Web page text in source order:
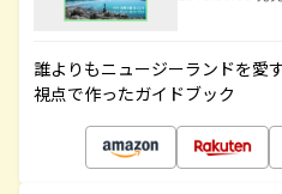
誰よりもニュージーランドを愛
視点で作ったガイドブック